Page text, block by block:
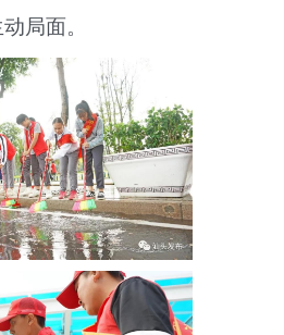
局面。